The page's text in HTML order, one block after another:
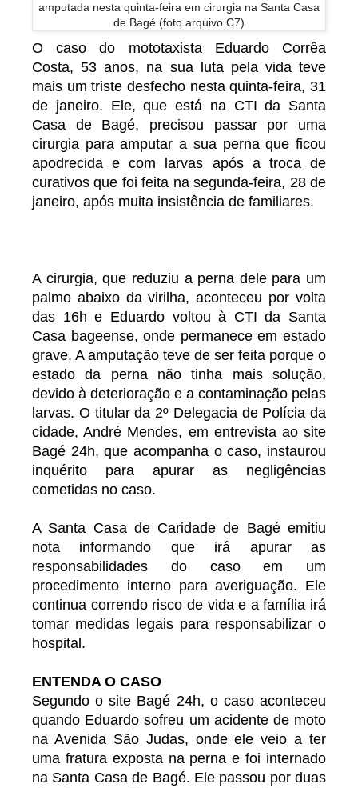
amputada nesta quinta-feira em cirurgia na Santa Casa
de Bagé (foto arquivo C7)
O caso do mototaxista Eduardo Corrêa
Costa, 53 anos, na sua luta pela vida teve
mais um triste desfecho nesta quinta-feira, 31
de janeiro. Ele, que está na CTI da Santa
Casa de Bagé, precisou passar por uma
cirurgia para amputar a sua perna que ficou
apodrecida e com larvas após a troca de
curativos que foi feita na segunda-feira, 28 de
janeiro, após muita insistência de familiares.
A cirurgia, que reduziu a perna dele para um
palmo abaixo da virilha, aconteceu por volta
das 16h e Eduardo voltou à CTI da Santa
Casa bageense, onde permanece em estado
grave. A amputação teve de ser feita porque o
estado da perna não tinha mais solução,
devido à deterioração e a contaminação pelas
larvas. O titular da 2º Delegacia de Polícia da
cidade, André Mendes, em entrevista ao site
Bagé 24h, que acompanha o caso, instaurou
inquérito para apurar as negligências
cometidas no caso.
A Santa Casa de Caridade de Bagé emitiu
nota informando que irá apurar as
responsabilidades do caso em um
procedimento interno para averiguação. Ele
continua correndo risco de vida e a família irá
tomar medidas legais para responsabilizar o
hospital.
ENTENDA O CASO
Segundo o site Bagé 24h, o caso aconteceu
quando Eduardo sofreu um acidente de moto
na Avenida São Judas, onde ele veio a ter
uma fratura exposta na perna e foi internado
na Santa Casa de Bagé. Ele passou por duas